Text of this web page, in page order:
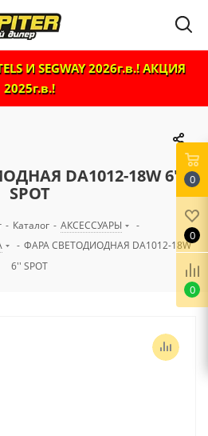
И SEGWAY 2026г.в.! АКЦИЯ
2025г.в.!
DA1012-18W 6''
SPOT
- Каталог - АКСЕССУАРЫ
-
- ФАРА СВЕТОДИОДНАЯ DA1012-18W
6'' SPOT
0
0
0